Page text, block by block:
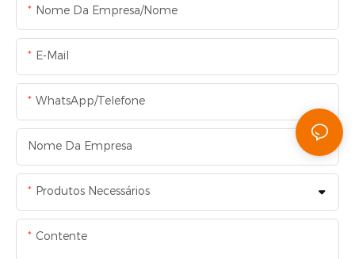
Nome Da Empresa/Nome
E-Mail
WhatsApp/Telefone
Nome Da Empresa
Produtos Necessários
Contente